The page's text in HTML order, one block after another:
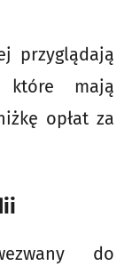
przyglądają
które mają
opłat za
do